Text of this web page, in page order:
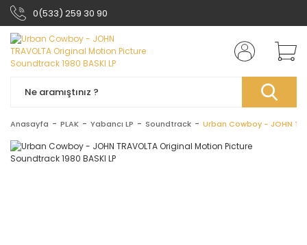
0(533) 259 30 90
Anasayfa PLAK Yabancı LP Soundtrack Urban Cowboy - JOHN